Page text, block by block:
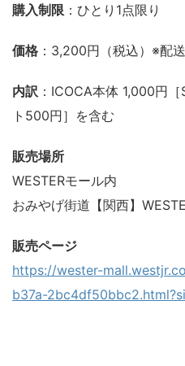
購入制限 ：ひとり1点限り
価格 ：3,200円（税込）※配
内訳 ：ICOCA本体 1,000円
ト500円］を含む
販売場所
WESTERモール内
おみやげ街道【関西】
販売ページ
https://wester-
b37a-